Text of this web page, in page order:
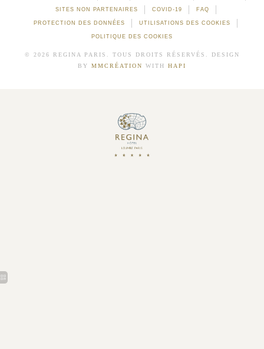
SITES NON PARTENAIRES COVID-19 FAQ
PROTECTION DES DONNÉES UTILISATIONS DES COOKIES
POLITIQUE DES COOKIES
© 2026 REGINA PARIS. TOUS DROITS RÉSERVÉS. DESIGN
BY MMCRÉATION WITH HAPI